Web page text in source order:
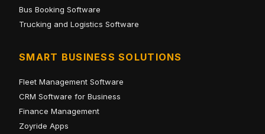
Bus Booking Software
Trucking and Logistics Software
SMART BUSINESS SOLUTIONS
Fleet Management Software
CRM Software for Business
Finance Management
Zoyride Apps